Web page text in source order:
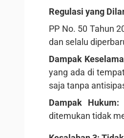
Regulasi yang
PP No. 50 Tahun
dan selalu
Dampak
yang ada di
saja tanpa
Dampak Hukum:
ditemukan tidak